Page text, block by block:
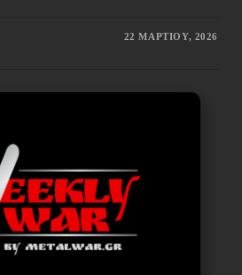
22 ΜΑΡΤΊΟΥ, 2026